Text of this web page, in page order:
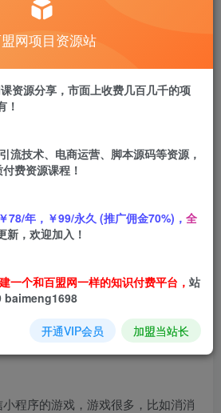
盟币 9.9
立即购买
撸玩法，没难度，一天稳定进账几张
程序的游戏，游戏很多，比如消消
网项目资源站
资源分享，市面上收费几百几千的项
！
流技术、电商运营、脚本源码等资源，
费资源课程！
￥78/年，￥99/永久 (推广佣金70%)， 全
新，欢迎加入！
一个和百盟网一样的知识付费平台， 站
baimeng1698
开通VIP会员 加盟当站长